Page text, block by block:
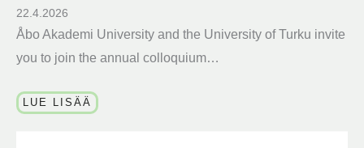
22.4.2026
Åbo Akademi University and the University of Turku invite
you to join the annual colloquium…
LUE LISÄÄ